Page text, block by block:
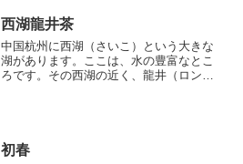
西湖龍井茶
中国杭州に西湖（さいこ）という大きな
湖があります。ここは、水の豊富なとこ
ろです。その西湖の近く、龍井（ロンジ
初春